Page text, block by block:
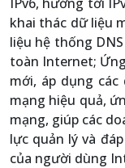
khai thác dữ liệu
liệu hệ thống
toàn Internet;
mới, áp dụng
mạng hiệu quả,
mạng, giúp các
lực quản lý và
của người dùng